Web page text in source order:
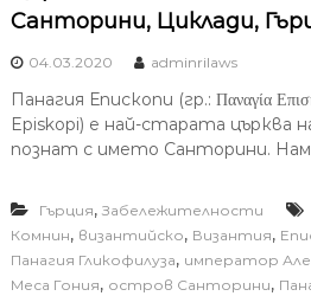
Санторини, Циклади,
04.03.2020 adminrilaws
Панагия Епископи (гр.: Παναγία
Episkopi) е най-старата църква
познат с името Санторини.
Гърция, Забележителности
Комнин, византийско, Византия,
Панагия Гликофилуза, император
Меса Гония, остров Санторини,